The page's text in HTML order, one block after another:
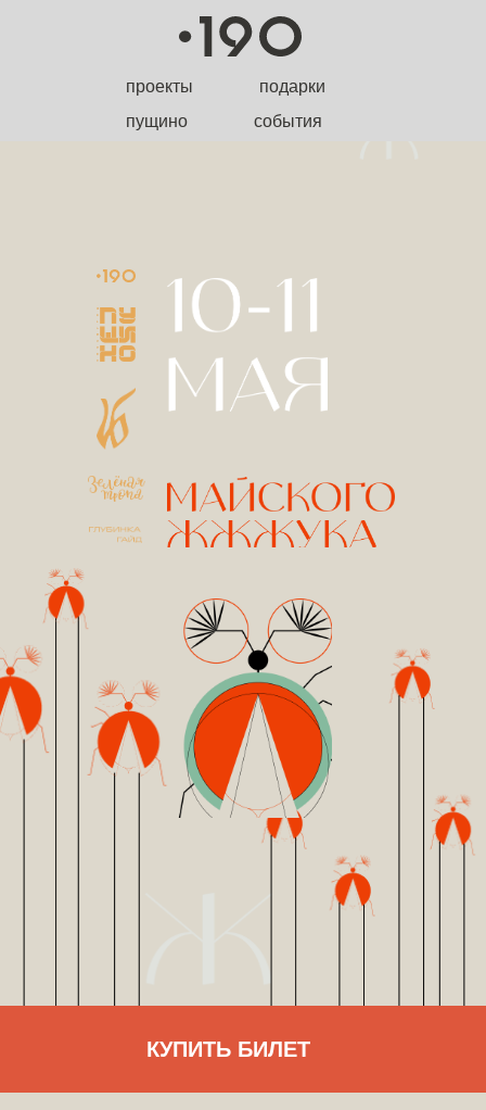
проекты
подарки
пущино
события
КУПИТЬ БИЛЕТ